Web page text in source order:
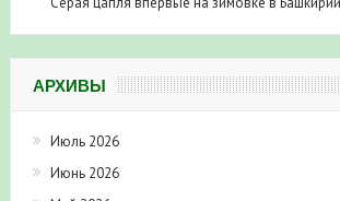
АРХИВЫ
Июль 2026
Июнь 2026